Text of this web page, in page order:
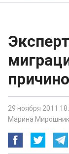
29 ноября 2011
Марина Мирошник